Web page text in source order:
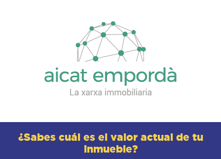
¿Sabes cuál es el valor actual de tu
inmueble?